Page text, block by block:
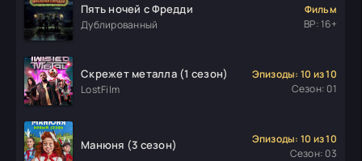
Пять ночей с Фредди
Дублированный
Фильм
ВР: 16+
Скрежет металла (1 сезон)
LostFilm
Эпизоды: 10 из 10
Сезон: 01
Манюня (3 сезон)
Эпизоды: 10 из 10
Сезон: 03